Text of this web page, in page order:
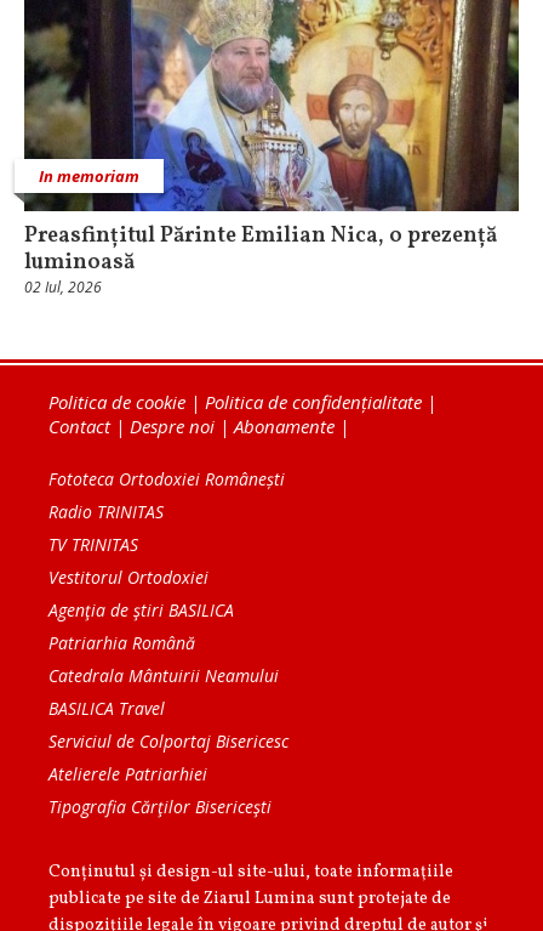
In memoriam
Preasfințitul Părinte Emilian Nica, o prezență
luminoasă
02 Iul, 2026
Politica de cookie | Politica de confidențialitate |
Contact| Despre noi |Abonamente |
Fototeca Ortodoxiei Românești
Radio TRINITAS
TV TRINITAS
Vestitorul Ortodoxiei
Agenţia de ştiri BASILICA
Patriarhia Română
Catedrala Mântuirii Neamului
BASILICA Travel
Serviciul de Colportaj Bisericesc
Atelierele Patriarhiei
Tipografia Cărţilor Bisericeşti
Conținutul și design-ul site-ului, toate informaţiile
publicate pe site de Ziarul Lumina sunt protejate de
dispoziţiile legale în vigoare privind dreptul de autor şi